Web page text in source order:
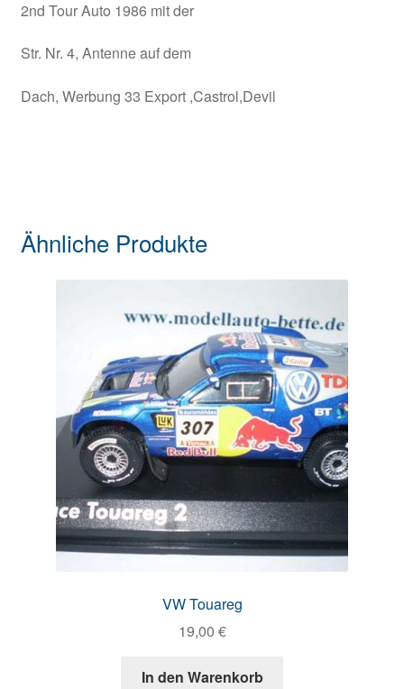
2nd Tour Auto 1986 mit der
Str. Nr. 4, Antenne auf dem
Dach, Werbung 33 Export ,Castrol,Devil
Ähnliche Produkte
VW Touareg
19,00 €
In den Warenkorb